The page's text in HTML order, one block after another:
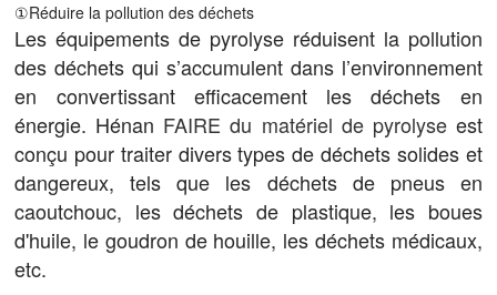
①Réduire la pollution des déchets
Les équipements de pyrolyse réduisent la pollution
des déchets qui s’accumulent dans l’environnement
en convertissant efficacement les déchets en
énergie. Hénan FAIRE du matériel de pyrolyseest
conçu pour traiter divers types de déchets solides et
dangereux, tels que les déchets de pneus en
caoutchouc, les déchets de plastique, les boues
d'huile, le goudron de houille, les déchets médicaux,
etc.